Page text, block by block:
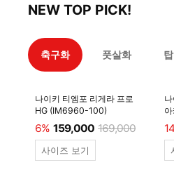
NEW TOP PICK!
축구화 풋살화 탑
나이키 티엠포 리게라 프로
HG (IM6960-100)
6% 159,000 169,000
사이즈 보기